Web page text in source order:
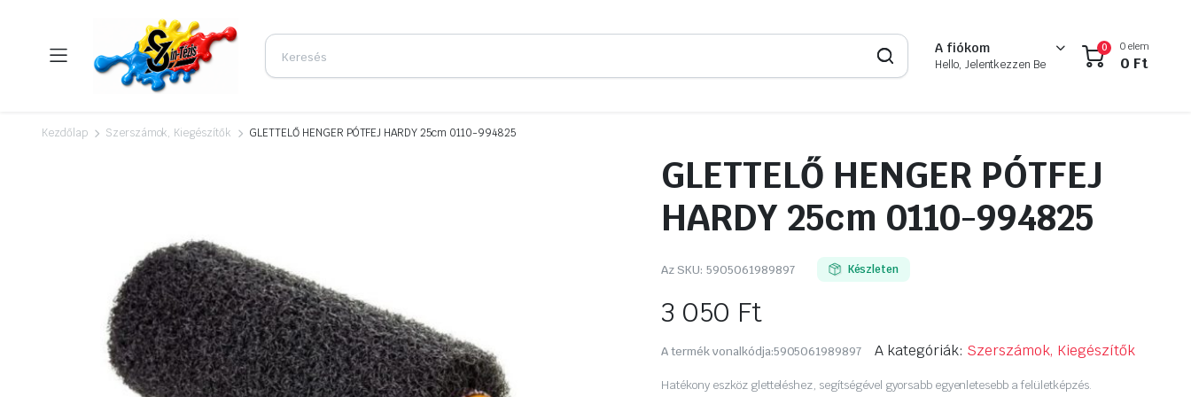
A fiókom
Hello, Jelentkezzen Be
0 0 elem
0 Ft
Kezdőlap Szerszámok, Kiegészítők GLETTELŐ HENGER PÓTFEJ HARDY 25cm 0110-994825
GLETTELŐ HENGER PÓTFEJ
HARDY 25cm 0110-994825
Az SKU: 5905061989897 Készleten
3 050 Ft
A termék vonalkódja:5905061989897 A kategóriák: Szerszámok, Kiegészítők
Hatékony eszköz gletteléshez, segítségével gyorsabb egyenletesebb a felületképzés.